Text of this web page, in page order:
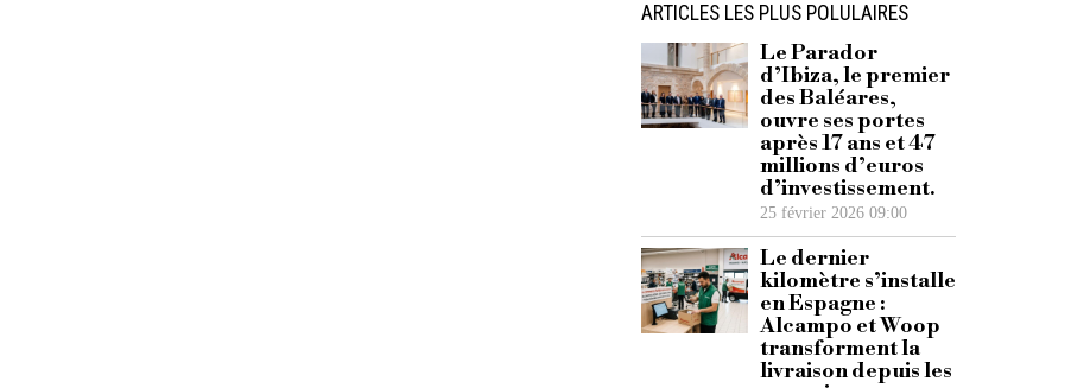
ARTICLES LES PLUS POLULAIRES
Le Parador
d’Ibiza, le premier
des Baléares,
ouvre ses portes
après 17 ans et 47
millions d’euros
d’investissement.
25 février 2026 09:00
Le dernier
kilomètre s’installe
en Espagne :
Alcampo et Woop
transforment la
livraison depuis les